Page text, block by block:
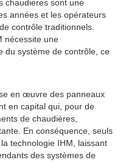
chaudières sont une
années et les opérateurs
contrôle traditionnels.
nécessite une
du système de contrôle, ce
en œuvre des panneaux
en capital qui, pour de
de chaudières,
En conséquence, seuls
technologie IHM, laissant
des systèmes de